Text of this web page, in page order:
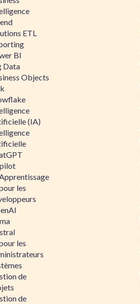
ETL
BI
Data
Objects
(IA)
les
les
de
de